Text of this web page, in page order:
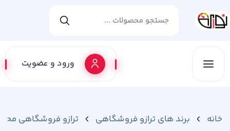
ورود و عضویت
خانه برند های ترازو فروشگاهی ترازو فروشگاهی